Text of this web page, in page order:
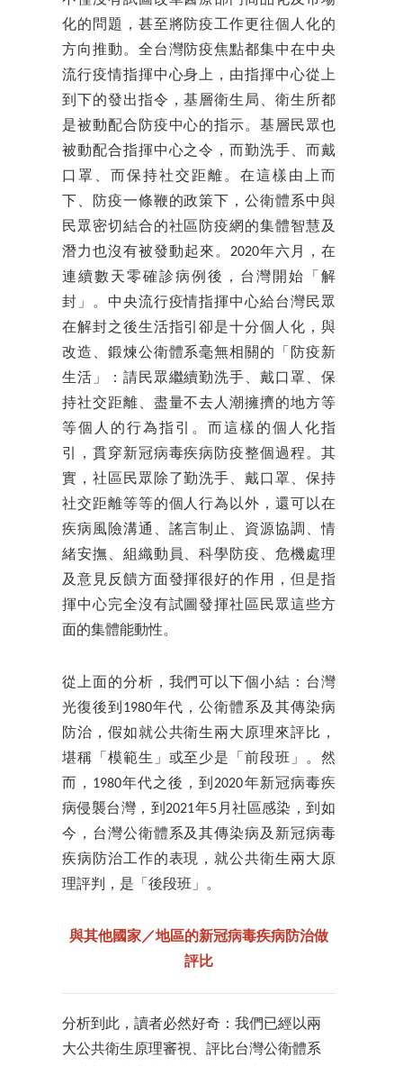
化的問題，甚至將防疫工作更往個人化的
方向推動。全台灣防疫焦點都集中在中央
流行疫情指揮中心身上，由指揮中心從上
到下的發出指令，基層衛生局、衛生所都
是被動配合防疫中心的指示。基層民眾也
被動配合指揮中心之令，而勤洗手、而戴
口罩、而保持社交距離。在這樣由上而
下、防疫一條鞭的政策下，公衛體系中與
民眾密切結合的社區防疫網的集體智慧及
潛力也沒有被發動起來。2020年六月，在
連續數天零確診病例後，台灣開始「解
封」。中央流行疫情指揮中心給台灣民眾
在解封之後生活指引卻是十分個人化，與
改造、鍛煉公衛體系毫無相關的「防疫新
生活」：請民眾繼續勤洗手、戴口罩、保
持社交距離、盡量不去人潮擁擠的地方等
等個人的行為指引。而這樣的個人化指
引，貫穿新冠病毒疾病防疫整個過程。其
實，社區民眾除了勤洗手、戴口罩、保持
社交距離等等的個人行為以外，還可以在
疾病風險溝通、謠言制止、資源協調、情
緒安撫、組織動員、科學防疫、危機處理
及意見反饋方面發揮很好的作用，但是指
揮中心完全沒有試圖發揮社區民眾這些方
面的集體能動性。
從上面的分析，我們可以下個小結：台灣
光復後到1980年代，公衛體系及其傳染病
防治，假如就公共衛生兩大原理來評比，
堪稱「模範生」或至少是「前段班」。然
而，1980年代之後，到2020年新冠病毒疾
病侵襲台灣，到2021年5月社區感染，到如
今，台灣公衛體系及其傳染病及新冠病毒
疾病防治工作的表現，就公共衛生兩大原
理評判，是「後段班」。
與其他國家／地區的新冠病毒疾病防治做
評比
分析到此，讀者必然好奇：我們已經以兩
大公共衛生原理審視、評比台灣公衛體系